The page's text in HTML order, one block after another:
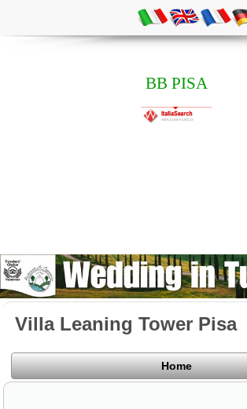
BB PISA
Villa Leaning Tower Pisa
Home